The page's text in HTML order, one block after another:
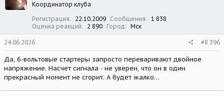
Координатор клуба
Регистрация
22.10.2009 Сообщения
1 838
Оценка реакций
2 890 Город Мск
24.06.2026 #8 396
Да, 6-вольтовые стартеры запросто переваривают двойное
напряжение. Насчет сигнала - не уверен, что он в один
прекрасный момент не сгорит. А будет жалко…